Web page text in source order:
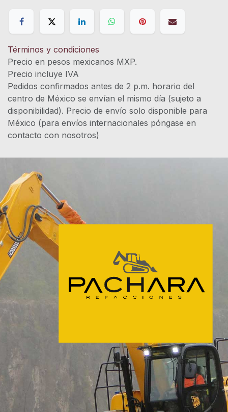
Términos y condiciones
Precio en pesos mexicanos MXP.
Precio incluye IVA
Pedidos confirmados antes de 2 p.m. horario del
centro de México se envían el mismo día (sujeto a
disponibilidad). Precio de envío solo disponible para
México (para envíos internacionales póngase en
contacto con nosotros)